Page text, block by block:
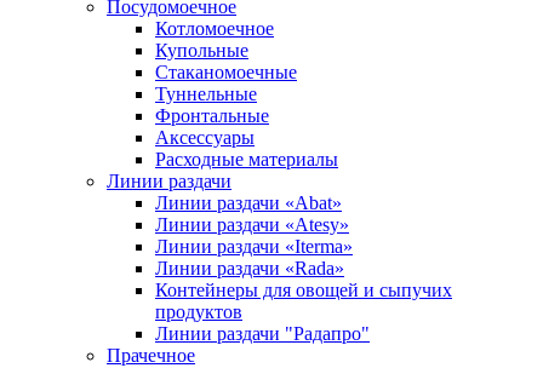
Посудомоечное
Котломоечное
Купольные
Стаканомоечные
Туннельные
Фронтальные
Аксессуары
Расходные материалы
Линии раздачи
Линии раздачи «Abat»
Линии раздачи «Atesy»
Линии раздачи «Iterma»
Линии раздачи «Rada»
Контейнеры для овощей и сыпучих
продуктов
Линии раздачи "Радапро"
Прачечное